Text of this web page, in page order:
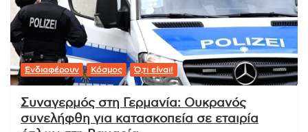
Ενδιαφέρουν Κόσμος Ό,τι είναι!
Συναγερμός στη Γερμανία: Ουκρανός
συνελήφθη για κατασκοπεία σε εταιρία